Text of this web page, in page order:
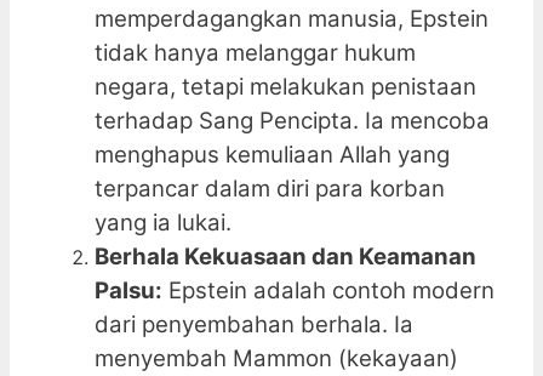
memperdagangkan manusia, Epstein
tidak hanya melanggar hukum
negara, tetapi melakukan penistaan
terhadap Sang Pencipta. Ia mencoba
menghapus kemuliaan Allah yang
terpancar dalam diri para korban
yang ia lukai.
Berhala Kekuasaan dan Keamanan
Palsu: Epstein adalah contoh modern
dari penyembahan berhala. Ia
menyembah Mammon (kekayaan)